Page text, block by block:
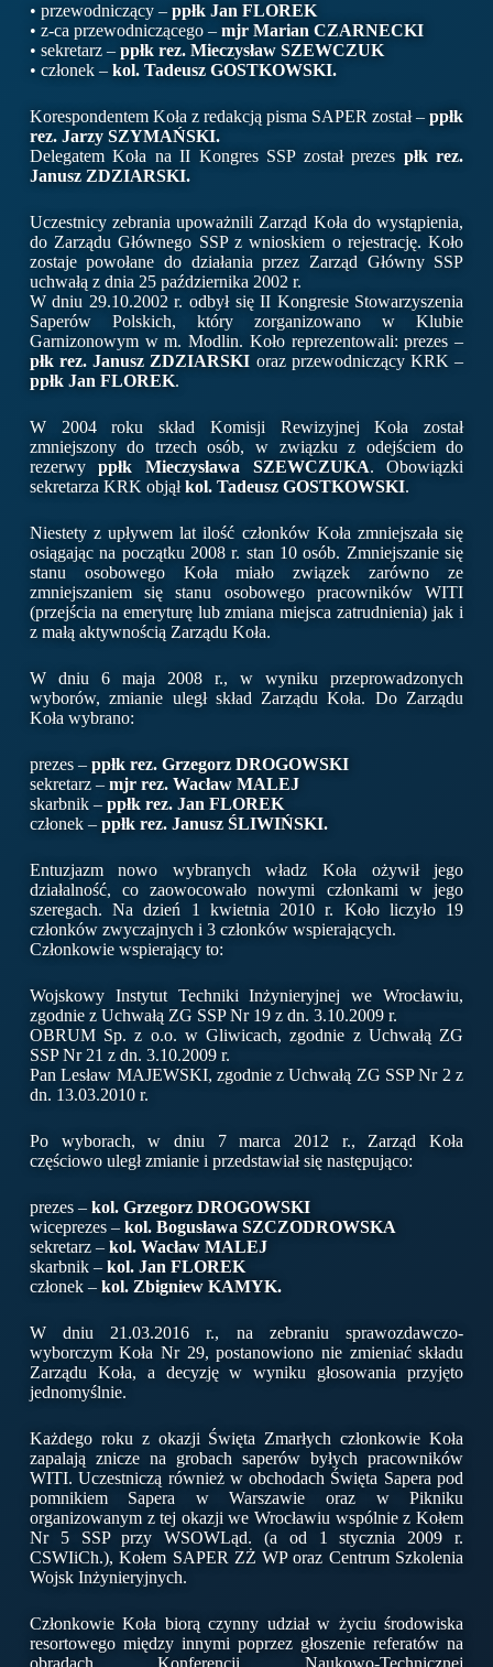
• przewodniczący – ppłk Jan FLOREK
• z-ca przewodniczącego – mjr Marian CZARNECKI
• sekretarz – ppłk rez. Mieczysław SZEWCZUK
• członek – kol. Tadeusz GOSTKOWSKI.
Korespondentem Koła z redakcją pisma SAPER został –ppłk
rez. Jarzy SZYMAŃSKI.
Delegatem Koła na II Kongres SSP został prezes płk rez.
Janusz ZDZIARSKI.
Uczestnicy zebrania upoważnili Zarząd Koła do wystąpienia,
do Zarządu Głównego SSP z wnioskiem o rejestrację. Koło
zostaje powołane do działania przez Zarząd Główny SSP
uchwałą z dnia 25 października 2002 r.
W dniu 29.10.2002 r. odbył się II Kongresie Stowarzyszenia
Saperów Polskich, który zorganizowano w Klubie
Garnizonowym w m. Modlin. Koło reprezentowali: prezes –
płk rez. Janusz ZDZIARSKI oraz przewodniczący KRK –
ppłk Jan FLOREK.
W 2004 roku skład Komisji Rewizyjnej Koła został
zmniejszony do trzech osób, w związku z odejściem do
rezerwyppłk Mieczysława SZEWCZUKA. Obowiązki
sekretarza KRK objąłkol. Tadeusz GOSTKOWSKI.
Niestety z upływem lat ilość członków Koła zmniejszała się
osiągając na początku 2008 r. stan 10 osób. Zmniejszanie się
stanu osobowego Koła miało związek zarówno ze
zmniejszaniem się stanu osobowego pracowników WITI
(przejścia na emeryturę lub zmiana miejsca zatrudnienia) jak i
z małą aktywnością Zarządu Koła.
W dniu 6 maja 2008 r., w wyniku przeprowadzonych
wyborów, zmianie uległ skład Zarządu Koła. Do Zarządu
Koła wybrano:
prezes – ppłk rez. Grzegorz DROGOWSKI
sekretarz –mjr rez. Wacław MALEJ
skarbnik – ppłk rez. Jan FLOREK
członek – ppłk rez. Janusz ŚLIWIŃSKI.
Entuzjazm nowo wybranych władz Koła ożywił jego
działalność, co zaowocowało nowymi członkami w jego
szeregach. Na dzień 1 kwietnia 2010 r. Koło liczyło 19
członków zwyczajnych i 3 członków wspierających.
Członkowie wspierający to:
Wojskowy Instytut Techniki Inżynieryjnej we Wrocławiu,
zgodnie z Uchwałą ZG SSP Nr 19 z dn. 3.10.2009 r.
OBRUM Sp. z o.o. w Gliwicach, zgodnie z Uchwałą ZG
SSP Nr 21 z dn. 3.10.2009 r.
Pan Lesław MAJEWSKI, zgodnie z Uchwałą ZG SSP Nr 2 z
dn. 13.03.2010 r.
Po wyborach, w dniu 7 marca 2012 r., Zarząd Koła
częściowo uległ zmianie i przedstawiał się następująco:
prezes – kol. Grzegorz DROGOWSKI
wiceprezes –kol. Bogusława SZCZODROWSKA
sekretarz – kol. Wacław MALEJ
skarbnik – kol. Jan FLOREK
członek – kol. Zbigniew KAMYK.
W dniu 21.03.2016 r., na zebraniu sprawozdawczo-
wyborczym Koła Nr 29, postanowiono nie zmieniać składu
Zarządu Koła, a decyzję w wyniku głosowania przyjęto
jednomyślnie.
Każdego roku z okazji Święta Zmarłych członkowie Koła
zapalają znicze na grobach saperów byłych pracowników
WITI. Uczestniczą również w obchodach Święta Sapera pod
pomnikiem Sapera w Warszawie oraz w Pikniku
organizowanym z tej okazji we Wrocławiu wspólnie z Kołem
Nr 5 SSP przy WSOWLąd. (a od 1 stycznia 2009 r.
CSWIiCh.), Kołem SAPER ZŻ WP oraz Centrum Szkolenia
Wojsk Inżynieryjnych.
Członkowie Koła biorą czynny udział w życiu środowiska
resortowego między innymi poprzez głoszenie referatów na
obradach Konferencji Naukowo-Technicznej